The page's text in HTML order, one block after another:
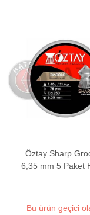
Öztay Sharp
6,35 mm 5 Paket
Bu ürün geçici